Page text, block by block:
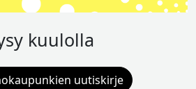
kuulolla
uutiskirje